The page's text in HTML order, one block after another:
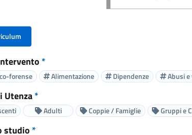
- new tab)
*
forense Alimentazione Dipendenze Abusi e
Utenza*
Adulti Coppie / Famiglie Gruppi e
studio *